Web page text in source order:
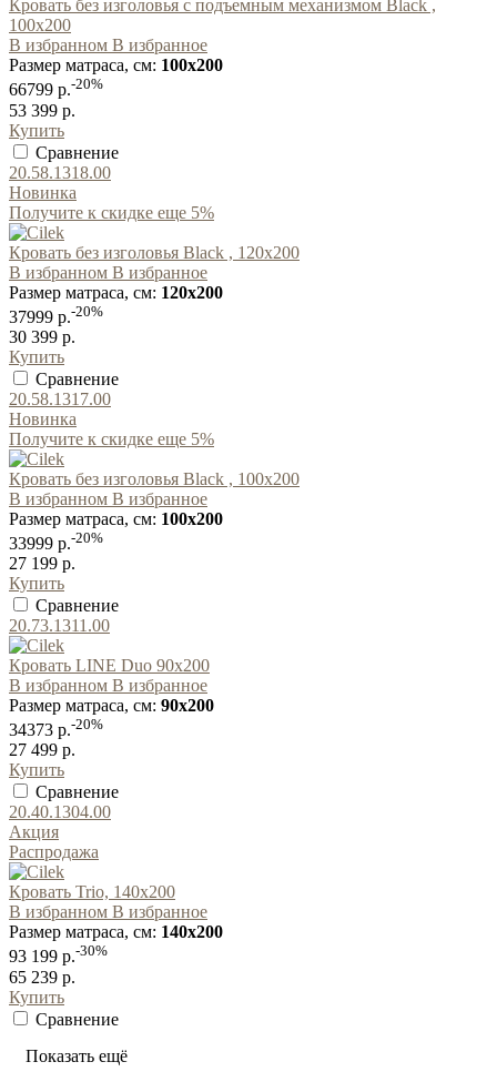
Кровать без изголовья с подъемным механизмом Black ,
100x200
В избранном В избранное
Размер матраса, см: 100x200
66799 р.-20%
53 399 р.
Купить
Сравнение
20.58.1318.00
Новинка
Получите к скидке еще 5%
Кровать без изголовья Black , 120x200
В избранном В избранное
Размер матраса, см: 120x200
37999 р.-20%
30 399 р.
Купить
Сравнение
20.58.1317.00
Новинка
Получите к скидке еще 5%
Кровать без изголовья Black , 100x200
В избранном В избранное
Размер матраса, см: 100x200
33999 р.-20%
27 199 р.
Купить
Сравнение
20.73.1311.00
Кровать LINE Duo 90x200
В избранном В избранное
Размер матраса, см: 90x200
34373 р.-20%
27 499 р.
Купить
Сравнение
20.40.1304.00
Акция
Распродажа
Кровать Trio, 140x200
В избранном В избранное
Размер матраса, см: 140x200
93 199 р.-30%
65 239 р.
Купить
Сравнение
Показать ещё